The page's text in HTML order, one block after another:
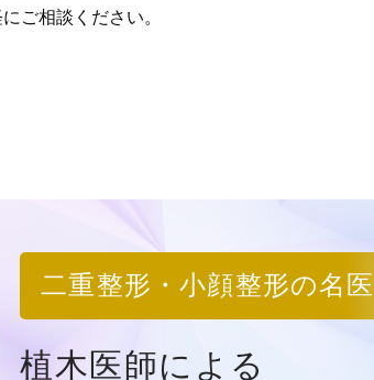
ご相談ください。
二重整形・小顔整形の名医
植木医師による